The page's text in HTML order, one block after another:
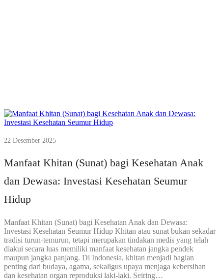
22 Desember 2025
Manfaat Khitan (Sunat) bagi Kesehatan Anak
dan Dewasa: Investasi Kesehatan Seumur
Hidup
Manfaat Khitan (Sunat) bagi Kesehatan Anak dan Dewasa:
Investasi Kesehatan Seumur Hidup Khitan atau sunat bukan sekadar
tradisi turun-temurun, tetapi merupakan tindakan medis yang telah
diakui secara luas memiliki manfaat kesehatan jangka pendek
maupun jangka panjang. Di Indonesia, khitan menjadi bagian
penting dari budaya, agama, sekaligus upaya menjaga kebersihan
dan kesehatan organ reproduksi laki-laki. Seiring…